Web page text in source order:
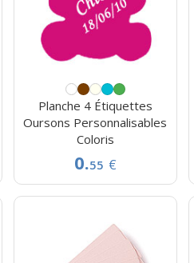
Planche 4 Étiquettes
Oursons Personnalisables
Coloris
0.55 €